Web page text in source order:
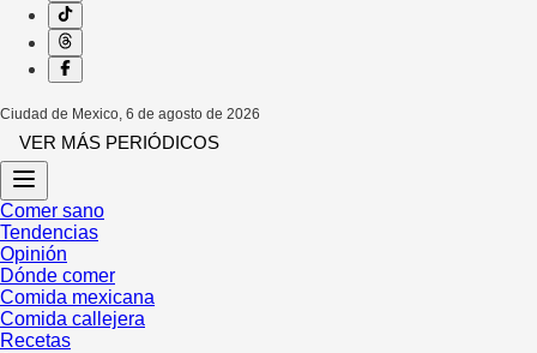
Ciudad de Mexico, 6 de agosto de 2026
VER MÁS PERIÓDICOS
Comer sano
Tendencias
Opinión
Dónde comer
Comida mexicana
Comida callejera
Recetas